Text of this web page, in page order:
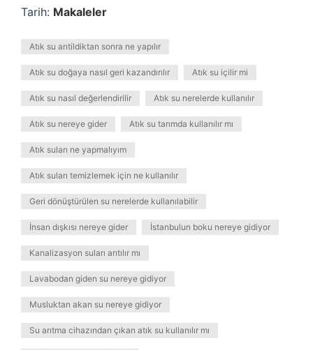
Tarih: Makaleler
Atık su arıtildiktan sonra ne yapılır
Atık su doğaya nasıl geri kazandırılır Atık su içilir mi
Atık su nasıl değerlendirilir Atık su nerelerde kullanılır
Atık su nereye gider Atık su tarımda kullanılır mı
Atık suları ne yapmalıyım
Atık suları temizlemek için ne kullanılır
Geri dönüştürülen su nerelerde kullanılabilir
İnsan dışkısı nereye gider İstanbulun boku nereye gidiyor
Kanalizasyon suları arıtılır mı
Lavabodan giden su nereye gidiyor
Musluktan akan su nereye gidiyor
Su arıtma cihazından çıkan atık su kullanılır mı